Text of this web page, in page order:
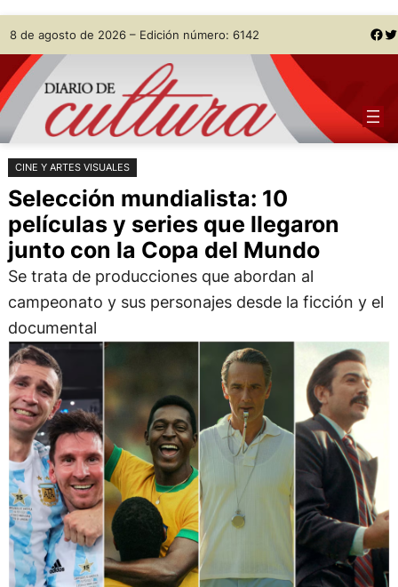
Saltar
al
contenido
Skip
to
content
8 de agosto de 2026 – Edición número: 6142 Facebook Twitter
CINE Y ARTES VISUALES
Selección mundialista: 10
películas y series que llegaron
junto con la Copa del Mundo
Se trata de producciones que abordan al
campeonato y sus personajes desde la ficción y el
documental